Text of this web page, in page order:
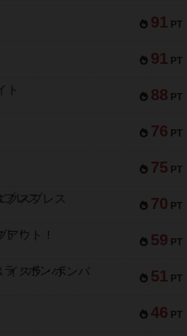
91 PT
91 PT
88 PT
ト
76 PT
75 PT
70 PT
クスプレス
59 PT
ウト！
51 PT
イスラ・ボンバ
46 PT